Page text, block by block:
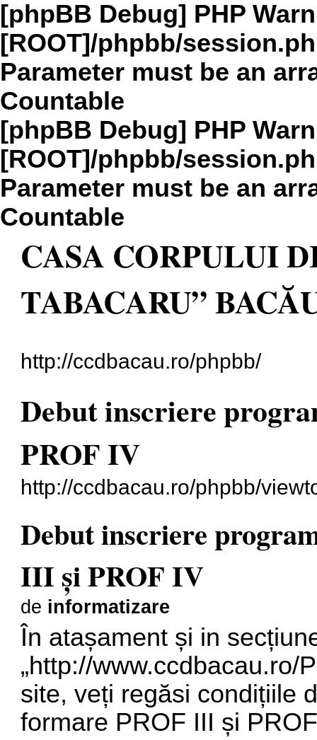
[phpBB Debug] PHP
[ROOT]/phpbb/
Parameter must be an
Countable
[phpBB Debug] PHP
[ROOT]/phpbb/
Parameter must be an
Countable
CASA CORPULUI
TABACARU”
http://ccdbacau.ro/phpbb/
Debut inscriere
PROF IV
http://ccdbacau.ro/phpbb/
Debut inscriere
III și PROF IV
de informatizare
În atașament și in
„http://www.ccdbacau.ro/
site, veți regăsi condițiile
formare PROF III și